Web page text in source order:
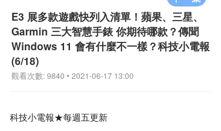
E3 展多款遊戲快列入清單！蘋果、三星、
Garmin 三大智慧手錶 你期待哪款？傳聞
Windows 11 會有什麼不一樣？科技小電報
(6/18)
觀看次數: 9840 • 2021-06-17 13:00
科技小電報★每週五更新